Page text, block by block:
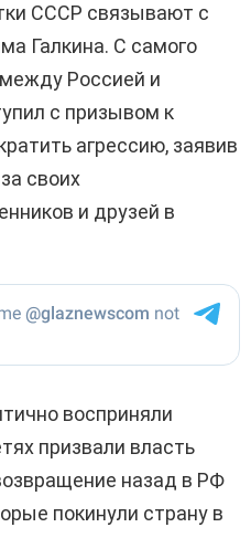
СССР связывают с
Галкина. С самого
Россией и
с призывом к
агрессию, заявив
своих
и друзей в
восприняли
призвали власть
назад в РФ
покинули страну в